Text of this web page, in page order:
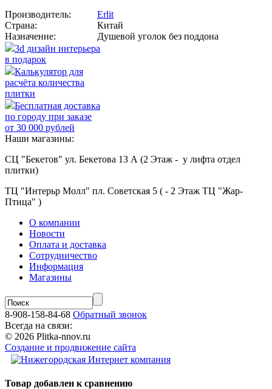
Производитель:
Erlit
Страна:
Китай
Назначение:
Душевой уголок без поддона
3d дизайн интерьера
в подарок
Калькулятор для
расчёта количества
плитки
Бесплатная доставка
по городу при заказе
от 30 000 рублей
Наши магазины:
СЦ "Бекетов" ул. Бекетова 13 А (2 Этаж - у лифта отдел
плитки)
ТЦ "Интерьр Молл" пл. Советская 5 ( - 2 Этаж ТЦ "Жар-
Птица" )
О компании
Новости
Оплата и доставка
Сотрудничество
Информация
Магазины
8-908-158-84-68 Обратный звонок
Всегда на связи:
© 2026 Plitka-nnov.ru
Создание и продвижение сайта
Товар добавлен к сравнению